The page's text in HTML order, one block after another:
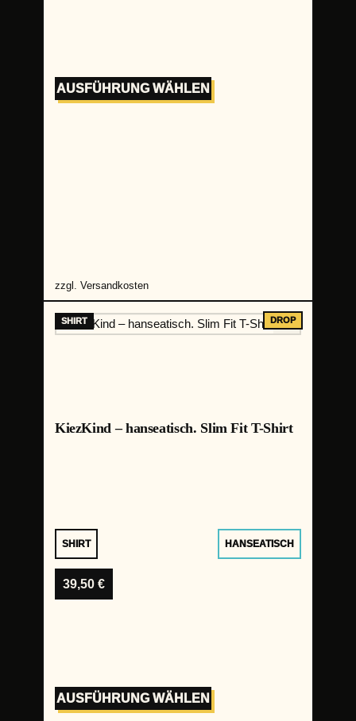
AUSFÜHRUNG WÄHLEN
zzgl. Versandkosten
KiezKind – hanseatisch. Slim Fit T-Shirt
SHIRT HANSEATISCH
39,50 €
AUSFÜHRUNG WÄHLEN